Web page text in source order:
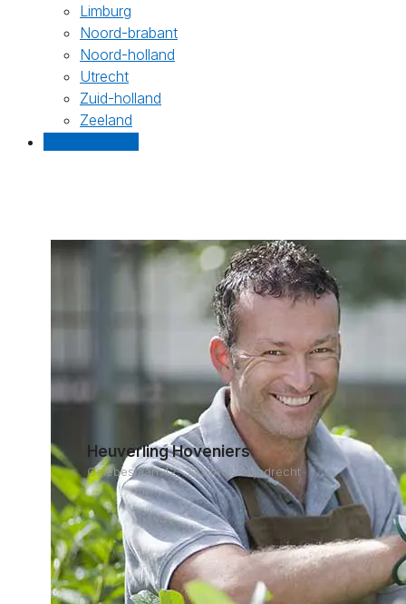
Limburg
Noord-brabant
Noord-holland
Utrecht
Zuid-holland
Zeeland
Heuverling Hoveniers
Celebeslaan 42, 3333AG Zwijndrecht